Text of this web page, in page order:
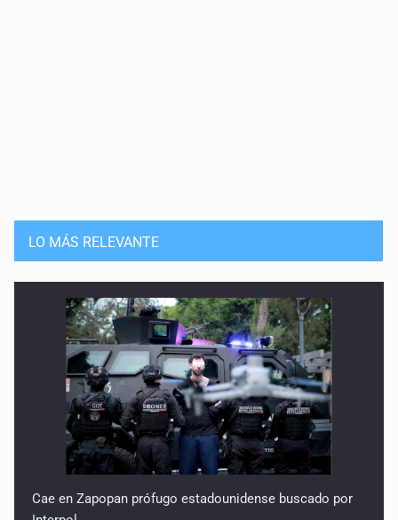
LO MÁS RELEVANTE
Cae en Zapopan prófugo estadounidense buscado por